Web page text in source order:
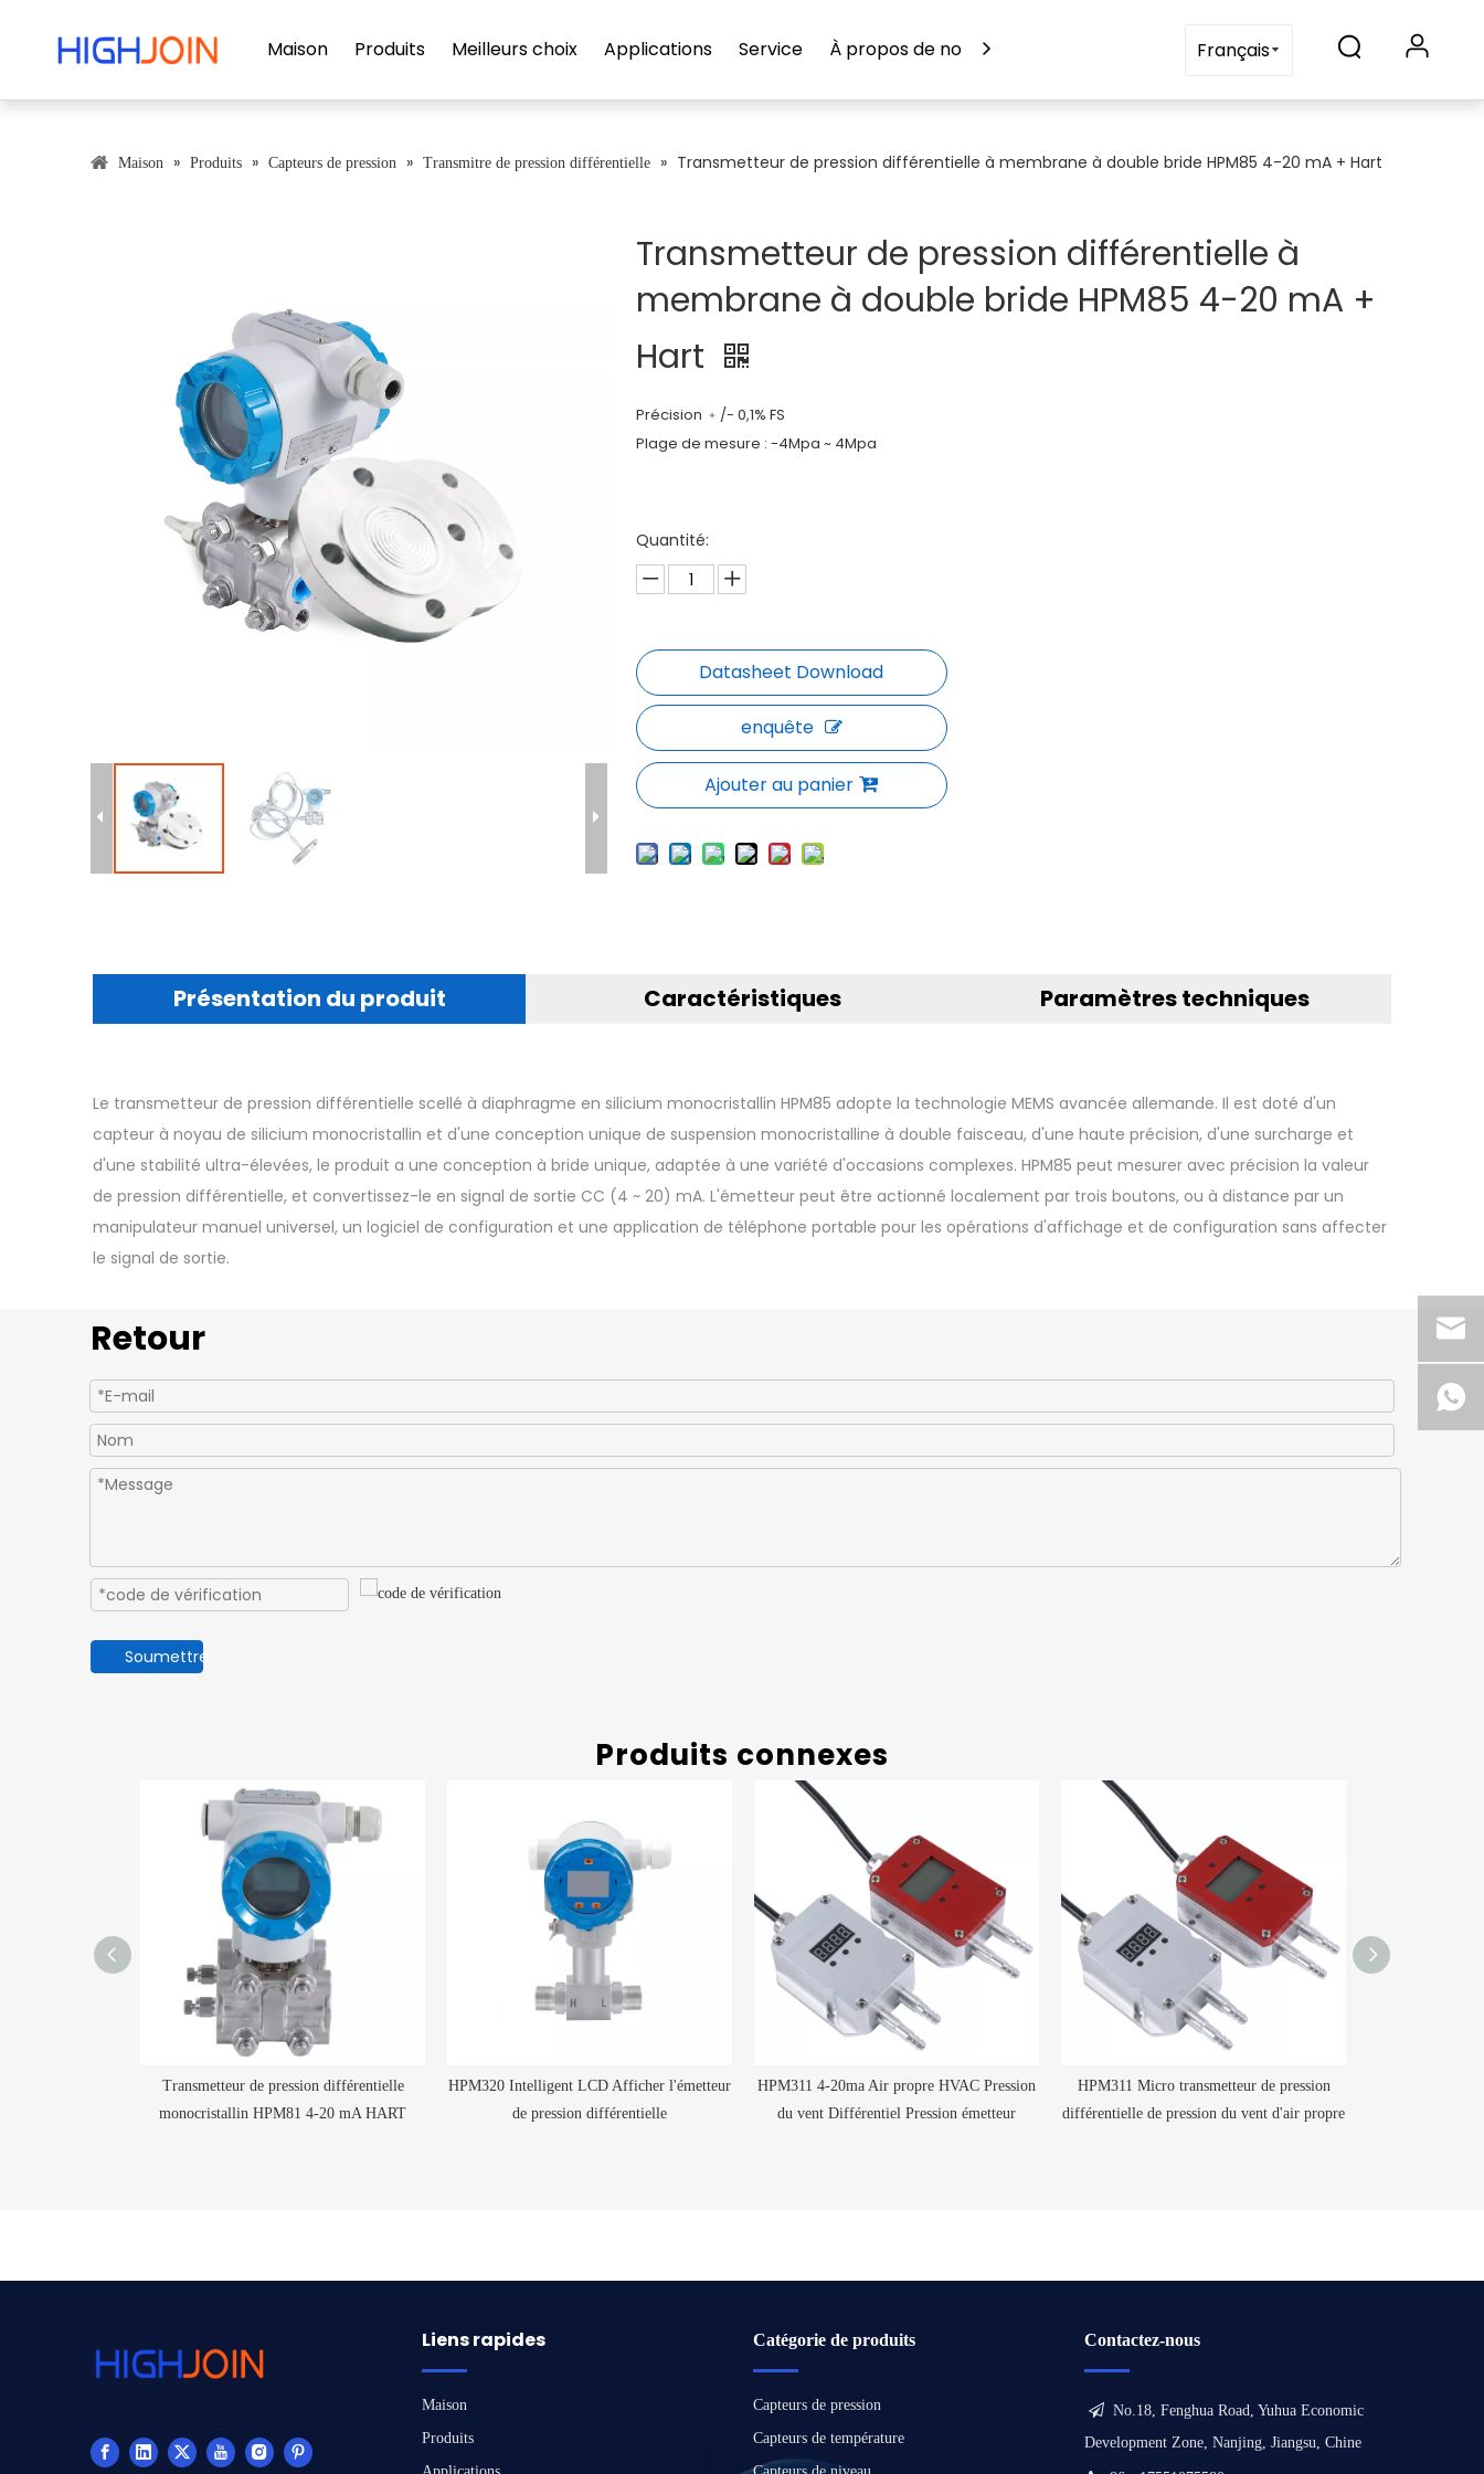
Maison Produits Meilleurs choix Applications Service À propos de nous Contactez-nousFrançais
Maison » Produits » Capteurs de pression » Transmitre de pression différentielle » Transmetteur de pression différentielle à membrane à double bride HPM85 4-20 mA + Hart
Transmetteur de pression différentielle à
membrane à double bride HPM85 4-20 mA +
Hart
Précision ﹢/- 0,1% FS
Plage de mesure : -4Mpa ~ 4Mpa
Quantité:
enquête
Ajouter au panier
Présentation du produit Caractéristiques Paramètres techniques
Le transmetteur de pression différentielle scellé à diaphragme en silicium monocristallin HPM85 adopte la technologie MEMS avancée allemande. Il est doté d'un
capteur à noyau de silicium monocristallin et d'une conception unique de suspension monocristalline à double faisceau, d'une haute précision, d'une surcharge et
d'une stabilité ultra-élevées, le produit a une conception à bride unique, adaptée à une variété d'occasions complexes. HPM85 peut mesurer avec précision la valeur
de pression différentielle, et convertissez-le en signal de sortie CC (4 ~ 20) mA. L'émetteur peut être actionné localement par trois boutons, ou à distance par un
manipulateur manuel universel, un logiciel de configuration et une application de téléphone portable pour les opérations d'affichage et de configuration sans affecter
le signal de sortie.
Retour
Soumettre
Produits connexes
Transmetteur de pression différentielle
monocristallin HPM81 4-20 mA HART
HPM320 Intelligent LCD Afficher l'émetteur
de pression différentielle
HPM311 4-20ma Air propre HVAC Pression
du vent Différentiel Pression émetteur
HPM311 Micro transmetteur de pression
différentielle de pression du vent d'air propre
Liens rapides
Maison
Produits
Catégorie de produits
Capteurs de pression
Capteurs de température
Contactez-nous
 No.18, Fenghua Road, Yuhua Economic
Development Zone, Nanjing, Jiangsu, Chine